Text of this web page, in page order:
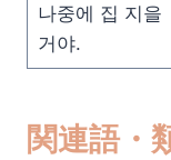
나중에 집 지을
거야.
関連語・